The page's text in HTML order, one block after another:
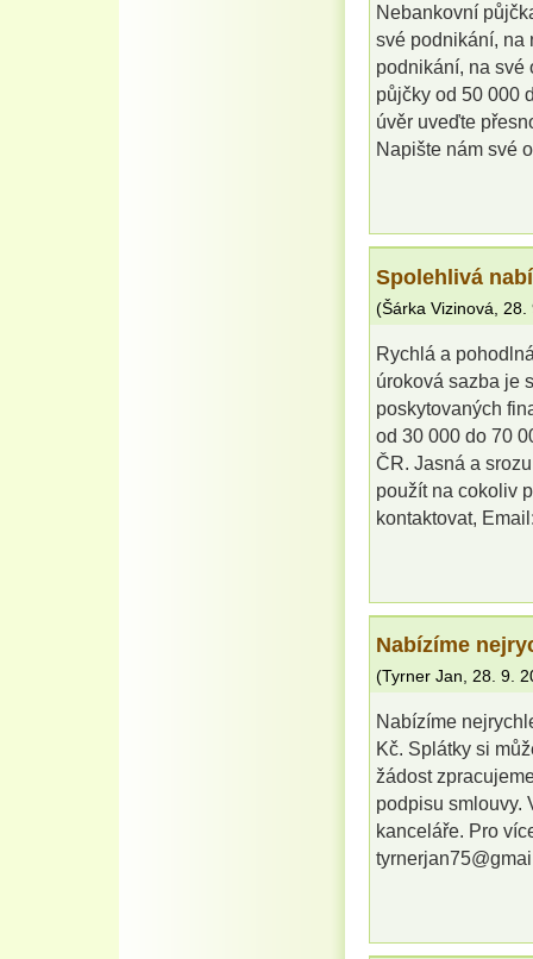
Nebankovní
své podnikání, na
podnikání, na své
půjčky od 50 000
úvěr uveďte
Napište nám své
Spolehlivá
(Šárka Vizinová 28.
Rychlá a
úroková sazba je
poskytovaných
od 30 000 do 70
ČR. Jasná a
použít na cokoliv
kontaktovat,
Nabízíme
(Tyrner Jan 28. 9.
Nabízíme
Kč. Splátky si
žádost
podpisu smlouvy.
kanceláře. Pro